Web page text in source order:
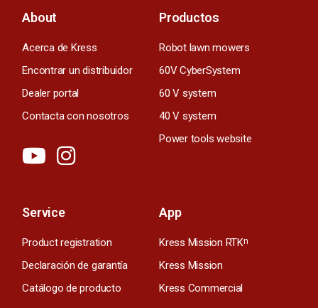
About
Acerca de Kress
Encontrar un distribuidor
Dealer portal
Contacta con nosotros
Productos
Robot lawn mowers
60V CyberSystem
60 V system
40 V system
Power tools website
Service
Product registration
Declaración de garantía
Catálogo de producto
App
Kress Mission RTKn
Kress Mission
Kress Commercial